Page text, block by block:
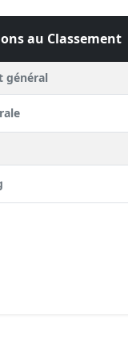
au Classement
général